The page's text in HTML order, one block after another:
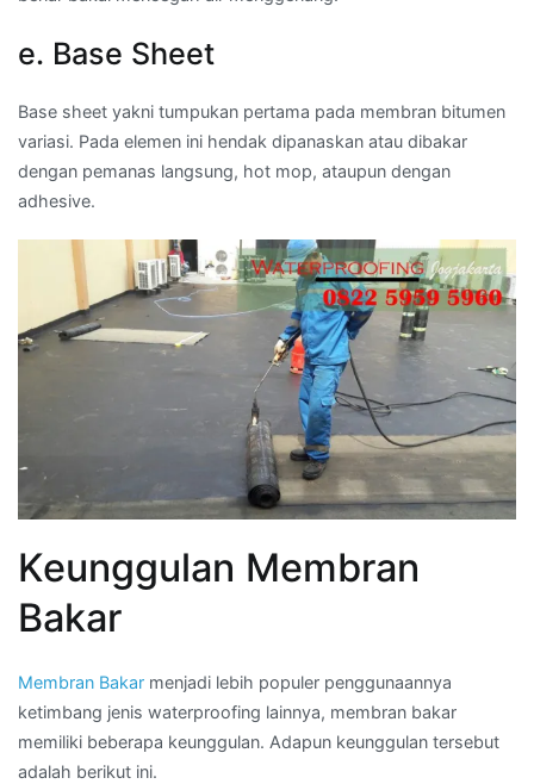
e. Base Sheet
Base sheet yakni tumpukan pertama pada membran bitumen
variasi. Pada elemen ini hendak dipanaskan atau dibakar
dengan pemanas langsung, hot mop, ataupun dengan
adhesive.
Keunggulan Membran
Bakar
Membran Bakar menjadi lebih populer penggunaannya
ketimbang jenis waterproofing lainnya, membran bakar
memiliki beberapa keunggulan. Adapun keunggulan tersebut
adalah berikut ini.